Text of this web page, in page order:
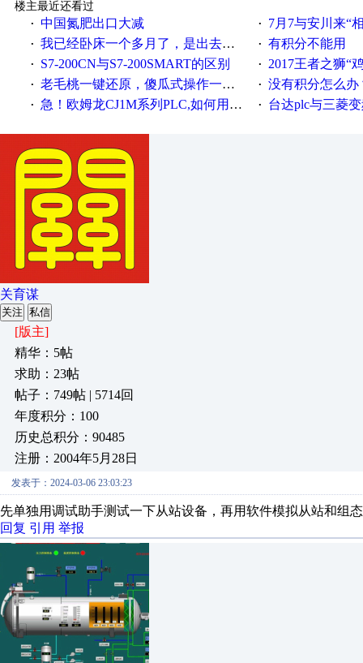
楼主最近还看过
· 中国氮肥出口大减 · 7月7与安川来“
· 我已经卧床一个多月了，是出去安装机械手在高速遭遇车祸所致:大家工作都要特别注意啊 · 有积分不能用
· S7-200CN与S7-200SMART的区别 · 2017王者之狮“鸡”情签到
· 老毛桃一键还原，傻瓜式操作一键轻松备份还原；程序为向导式安装，一键即可实现自动备份或还原系统。 · 没有积分怎么办
· 急！欧姆龙CJ1M系列PLC,如何用时间控制变频器。要求时间在组态王中可以自由输入！拜托各位大神了！ · 台达plc与三菱
关育谋
关注 私信
[版主]
精华：5帖
求助：23帖
帖子：749帖 | 5714回
年度积分：100
历史总积分：90485
注册：2004年5月28日
发表于：2024-03-06 23:03:23
先单独用调试助手测试一下从站设备，再用软件模拟从站和组
回复 引用 举报